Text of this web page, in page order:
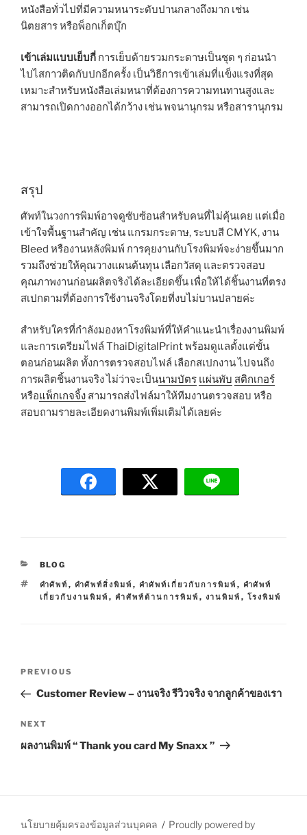
หนังสือทั่วไปที่มีความหนาระดับปานกลางถึงมาก เช่น
นิตยสาร หรือพ็อกเก็ตบุ๊ก
เข้าเล่มแบบเย็บกี่ การเย็บด้ายรวมกระดาษเป็นชุด ๆ ก่อนนำ
ไปไสกาวติดกับปกอีกครั้ง เป็นวิธีการเข้าเล่มที่แข็งแรงที่สุด
เหมาะสำหรับหนังสือเล่มหนาที่ต้องการความทนทานสูงและ
สามารถเปิดกางออกได้กว้าง เช่น พจนานุกรม หรือสารานุกรม
สรุป
ศัพท์ในวงการพิมพ์อาจดูซับซ้อนสำหรับคนที่ไม่คุ้นเคย แต่เมื่อ
เข้าใจพื้นฐานสำคัญ เช่น แกรมกระดาษ, ระบบสี CMYK, งาน
Bleed หรืองานหลังพิมพ์ การคุยงานกับโรงพิมพ์จะง่ายขึ้นมาก
รวมถึงช่วยให้คุณวางแผนต้นทุน เลือกวัสดุ และตรวจสอบ
คุณภาพงานก่อนผลิตจริงได้ละเอียดขึ้น เพื่อให้ได้ชิ้นงานที่ตรง
สเปกตามที่ต้องการใช้งานจริงโดยที่งบไม่บานปลายค่ะ
สำหรับใครที่กำลังมองหาโรงพิมพ์ที่ให้คำแนะนำเรื่องงานพิมพ์
และการเตรียมไฟล์ ThaiDigitalPrint พร้อมดูแลตั้งแต่ขั้น
ตอนก่อนผลิต ทั้งการตรวจสอบไฟล์ เลือกสเปกงาน ไปจนถึง
การผลิตชิ้นงานจริง ไม่ว่าจะเป็นนามบัตร แผ่นพับ สติกเกอร์
หรือแพ็กเกจจิ้ง สามารถส่งไฟล์มาให้ทีมงานตรวจสอบ หรือ
สอบถามรายละเอียดงานพิมพ์เพิ่มเติมได้เลยค่ะ
C
T
E
S
BLOG
T
A
คำศัพท์ , คำศัพท์สิ่งพิมพ์ , คำศัพท์เกี่ยวกับการพิมพ์ , คำศัพท์
เกี่ยวกับงานพิมพ์ , คําศัพท์ด้านการพิมพ์ , งานพิมพ์ , โรงพิมพ์
s
t
n
g
P
r
v
o
PREVIOUS
Customer Review – งานจริง รีวิวจริง จากลูกค้าของเรา
N
e
s
NEXT
ผลงานพิมพ์ “ Thank you card My Snaxx ”
นโยบายคุ้มครองข้อมูลส่วนบุคคล
Proudly powered by